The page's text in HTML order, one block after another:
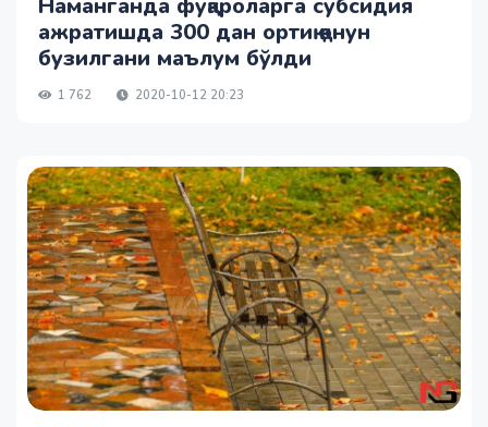
Наманганда фуқароларга субсидия
ажратишда 300 дан ортиқ қонун
бузилгани маълум бўлди
1 762 2020-10-12 20:23